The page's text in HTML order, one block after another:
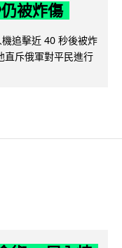
被炸傷
追擊近 40 秒後被炸
直斥俄軍對平民進行